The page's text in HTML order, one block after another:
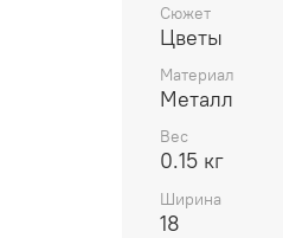
Сюжет
Цветы
Материал
Металл
Вес
0.15 кг
Ширина
18